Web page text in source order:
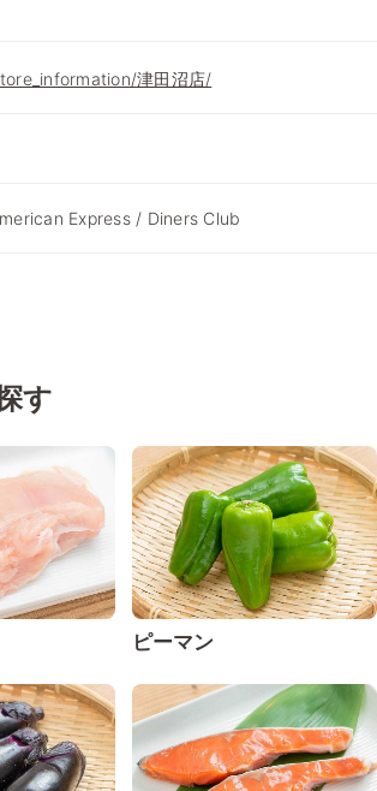
津田沼店/
Express / Diners Club
す
ピーマン